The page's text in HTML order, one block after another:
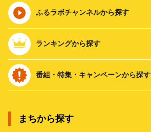
ふるラボチャンネルから探す
ランキングから探す
番組・特集・キャンペーンから探す
まちから探す